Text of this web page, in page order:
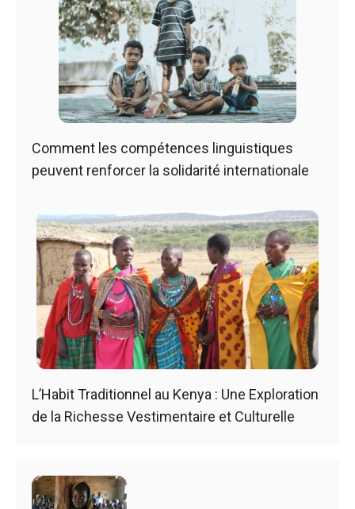
Comment les compétences linguistiques
peuvent renforcer la solidarité internationale
L’Habit Traditionnel au Kenya : Une Exploration
de la Richesse Vestimentaire et Culturelle